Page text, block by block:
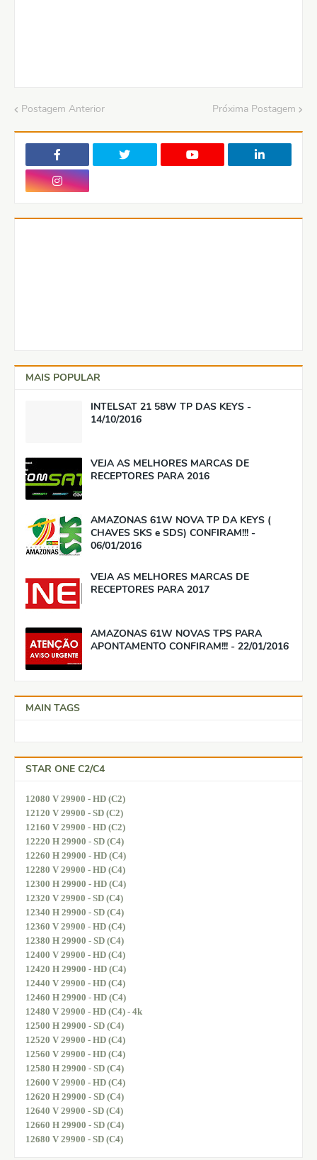
Postagem Anterior Próxima Postagem
MAIS POPULAR
INTELSAT 21 58W TP DAS KEYS -
14/10/2016
VEJA AS MELHORES MARCAS DE
RECEPTORES PARA 2016
AMAZONAS 61W NOVA TP DA KEYS (
CHAVES SKS e SDS) CONFIRAM!!! -
06/01/2016
VEJA AS MELHORES MARCAS DE
RECEPTORES PARA 2017
AMAZONAS 61W NOVAS TPS PARA
APONTAMENTO CONFIRAM!!! - 22/01/2016
MAIN TAGS
STAR ONE C2/C4
12080 V 29900 - HD (C2)
12120 V 29900 - SD (C2)
12160 V 29900 - HD (C2)
12220 H 29900 - SD (C4)
12260 H 29900 - HD (C4)
12280 V 29900 - HD (C4)
12300 H 29900 - HD (C4)
12320 V 29900 - SD (C4)
12340 H 29900 - SD (C4)
12360 V 29900 - HD (C4)
12380 H 29900 - SD (C4)
12400 V 29900 - HD (C4)
12420 H 29900 - HD (C4)
12440 V 29900 - HD (C4)
12460 H 29900 - HD (C4)
12480 V 29900 - HD (C4) - 4k
12500 H 29900 - SD (C4)
12520 V 29900 - HD (C4)
12560 V 29900 - HD (C4)
12580 H 29900 - SD (C4)
12600 V 29900 - HD (C4)
12620 H 29900 - SD (C4)
12640 V 29900 - SD (C4)
12660 H 29900 - SD (C4)
12680 V 29900 - SD (C4)